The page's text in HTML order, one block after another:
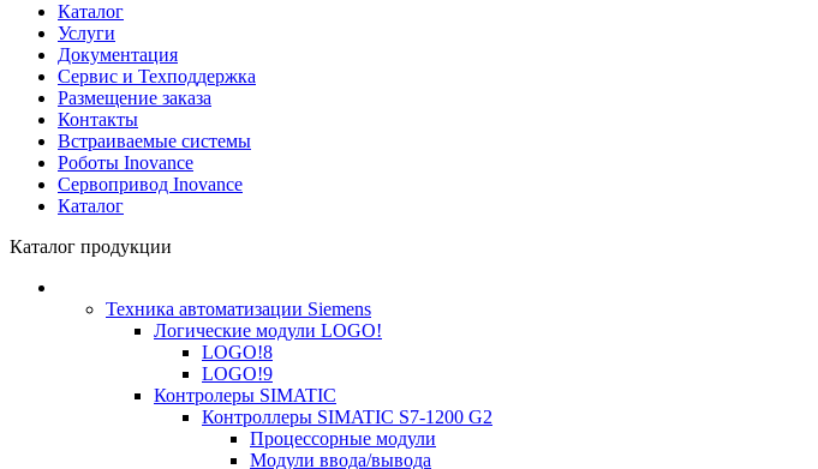
Каталог
Услуги
Документация
Сервис и Техподдержка
Размещение заказа
Контакты
Встраиваемые системы
Роботы Inovance
Сервопривод Inovance
Каталог
Каталог продукции
Техника автоматизации Siemens
Логические модули LOGO!
LOGO!8
LOGO!9
Контролеры SIMATIC
Контроллеры SIMATIC S7-1200 G2
Процессорные модули
Модули ввода/вывода